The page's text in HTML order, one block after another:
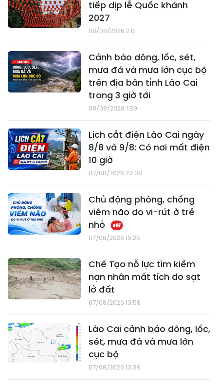
tiếp dịp lễ Quốc khánh
2027
08/08/2026 2:01
Cảnh báo dông, lốc, sét,
mưa đá và mưa lớn cục bộ
trên địa bàn tỉnh Lào Cai
trong 3 giờ tới
08/08/2026 1:39
Lịch cắt điện Lào Cai ngày
8/8 và 9/8: Có nơi mất điện
10 giờ
07/08/2026 23:08
Chủ động phòng, chống
viêm não do vi-rút ở trẻ
nhỏ
07/08/2026 15:25
Chế Tạo nỗ lực tìm kiếm
nạn nhân mất tích do sạt
lở đất
07/08/2026 13:58
Lào Cai cảnh báo dông, lốc,
sét, mưa đá và mưa lớn
cục bộ
07/08/2026 13:39